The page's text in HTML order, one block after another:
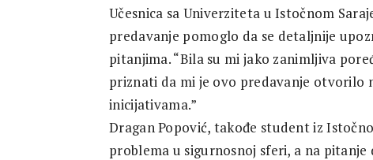
Učesnica sa Univerziteta u Istočnom
predavanje pomoglo da se detaljnije
pitanjima. “Bila su mi jako zanimljiva
priznati da mi je ovo predavanje
inicijativama.”
Dragan Popović, takođe student iz
problema u sigurnosnoj sferi, a na